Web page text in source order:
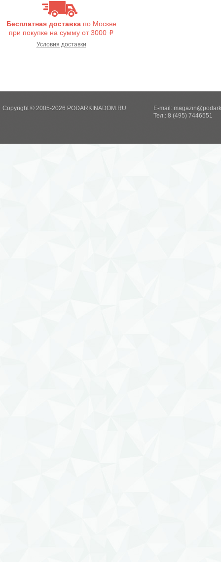
Бесплатная доставкапо Москве
при покупке на сумму от 3000 i
Условия доставки
Copyright © 2005-2026 PODARKINADOM.RU E-mail:
Тел.: 8 (495) 7446551